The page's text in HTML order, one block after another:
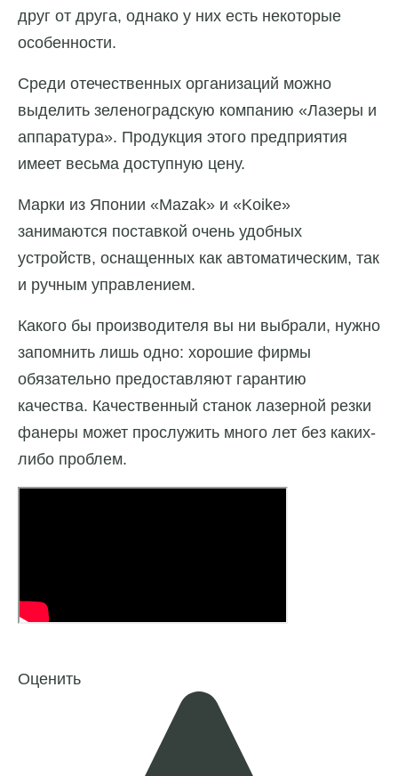
друг от друга, однако у них есть некоторые
особенности.
Среди отечественных организаций можно
выделить зеленоградскую компанию «Лазеры и
аппаратура». Продукция этого предприятия
имеет весьма доступную цену.
Марки из Японии «Mazak» и «Koike»
занимаются поставкой очень удобных
устройств, оснащенных как автоматическим, так
и ручным управлением.
Какого бы производителя вы ни выбрали, нужно
запомнить лишь одно: хорошие фирмы
обязательно предоставляют гарантию
качества. Качественный станок лазерной резки
фанеры может прослужить много лет без каких-
либо проблем.
Оценить